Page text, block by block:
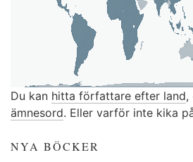
Du kan hitta författare efter land,
ämnesord. Eller varför inte kika
NYA BÖCKER